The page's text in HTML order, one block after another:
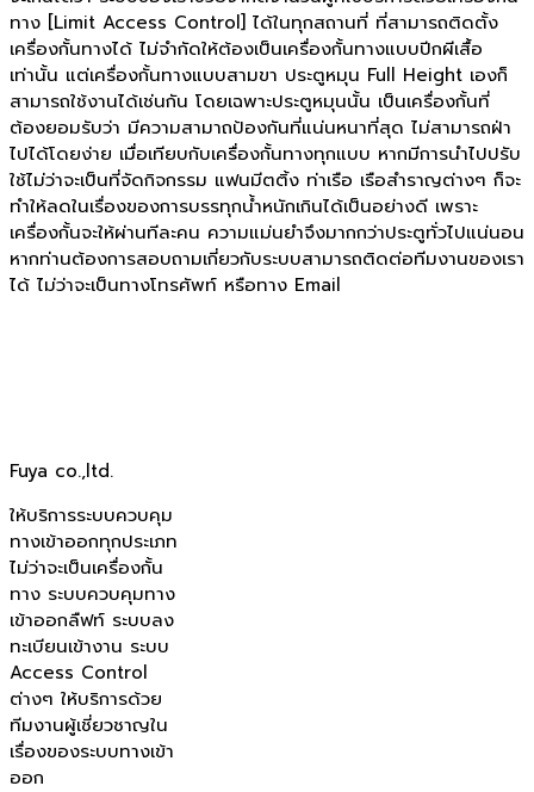
ทาง [Limit Access Control] ได้ในทุกสถานที่ ที่สามารถติดตั้ง
เครื่องกั้นทางได้ ไม่จำกัดให้ต้องเป็นเครื่องกั้นทางแบบปีกผีเสื้อ
เท่านั้น แต่เครื่องกั้นทางแบบสามขา ประตูหมุน Full Height เองก็
สามารถใช้งานได้เช่นกัน โดยเฉพาะประตูหมุนนั้น เป็นเครื่องกั้นที่
ต้องยอมรับว่า มีความสามาถป้องกันที่แน่นหนาที่สุด ไม่สามารถฝ่า
ไปได้โดยง่าย เมื่อเทียบกับเครื่องกั้นทางทุกแบบ หากมีการนำไปปรับ
ใช้ไม่ว่าจะเป็นที่จัดกิจกรรม แฟนมีตติ้ง ท่าเรือ เรือสำราญต่างๆ ก็จะ
ทำให้ลดในเรื่องของการบรรทุกน้ำหนักเกินได้เป็นอย่างดี เพราะ
เครื่องกั้นจะให้ผ่านทีละคน ความแม่นยำจึงมากกว่าประตูทั่วไปแน่นอน
หากท่านต้องการสอบถามเกี่ยวกับระบบสามารถติดต่อทีมงานของเรา
ได้ ไม่ว่าจะเป็นทางโทรศัพท์ หรือทาง Email
Fuya co.,ltd.
ให้บริการระบบควบคุม
ทางเข้าออกทุกประเภท
ไม่ว่าจะเป็นเครื่องกั้น
ทาง ระบบควบคุมทาง
เข้าออกลืฟท์ ระบบลง
ทะเบียนเข้างาน ระบบ
Access Control
ต่างๆ ให้บริการด้วย
ทีมงานผู้เชี่ยวชาญใน
เรื่องของระบบทางเข้า
ออก